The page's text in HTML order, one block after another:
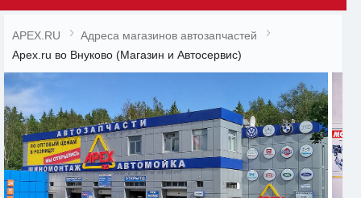
APEX.RU
Адреса магазинов автозапчастей
Apex.ru во Внуково (Магазин и Автосервис)